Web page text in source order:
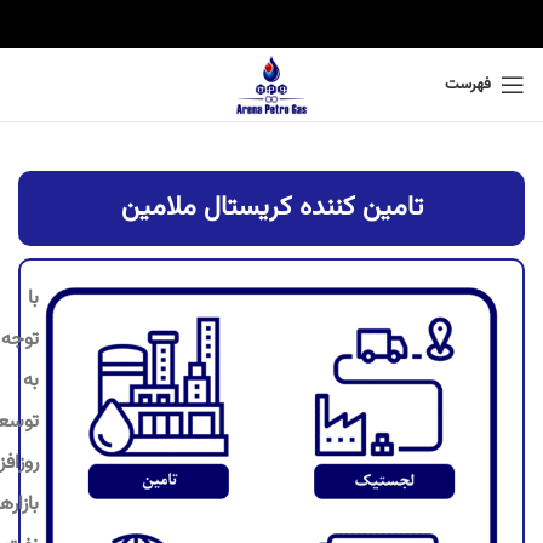
فهرست
تامین کننده کریستال ملامین
با
توجه
به